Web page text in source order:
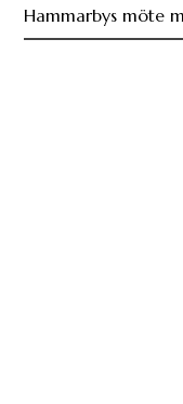
Hammarbys möte